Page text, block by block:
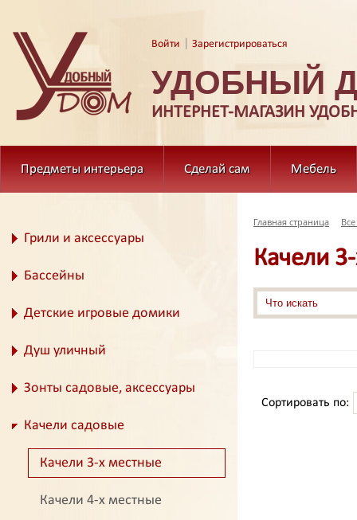
Войти Зарегистрироваться
УДОБНЫЙ
ИНТЕРНЕТ-МАГАЗИН
Предметы интерьера Сделай сам Мебель
Грили и аксессуары
Бассейны
Детские игровые домики
Душ уличный
Зонты садовые, аксессуары
Качели садовые
Качели 3-х местные
Качели 4-х местные
Главная страница
Качели
Сортировать по: